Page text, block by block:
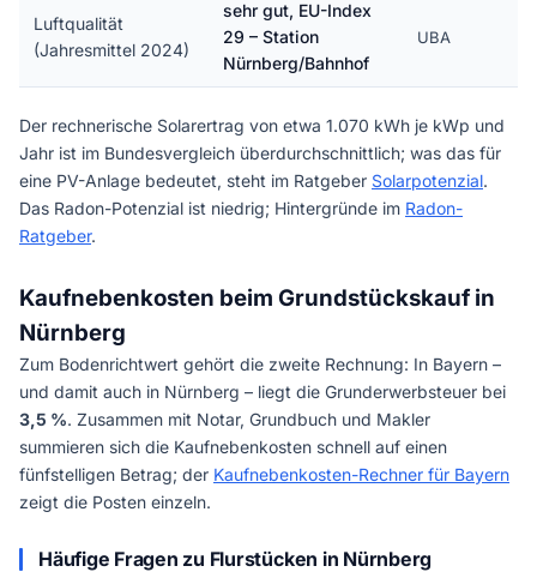
Luftqualität
(Jahresmittel 2024)
sehr gut, EU-Index
29 – Station
Nürnberg/Bahnhof
UBA
Der rechnerische Solarertrag von etwa 1.070 kWh je kWp und
Jahr ist im Bundesvergleich überdurchschnittlich; was das für
eine PV-Anlage bedeutet, steht im Ratgeber Solarpotenzial.
Das Radon-Potenzial ist niedrig; Hintergründe im Radon-
Ratgeber.
Kaufnebenkosten beim Grundstückskauf in
Nürnberg
Zum Bodenrichtwert gehört die zweite Rechnung: In Bayern –
und damit auch in Nürnberg – liegt die Grunderwerbsteuer bei
3,5 %. Zusammen mit Notar, Grundbuch und Makler
summieren sich die Kaufnebenkosten schnell auf einen
fünfstelligen Betrag; der Kaufnebenkosten-Rechner für Bayern
zeigt die Posten einzeln.
Häufige Fragen zu Flurstücken in Nürnberg